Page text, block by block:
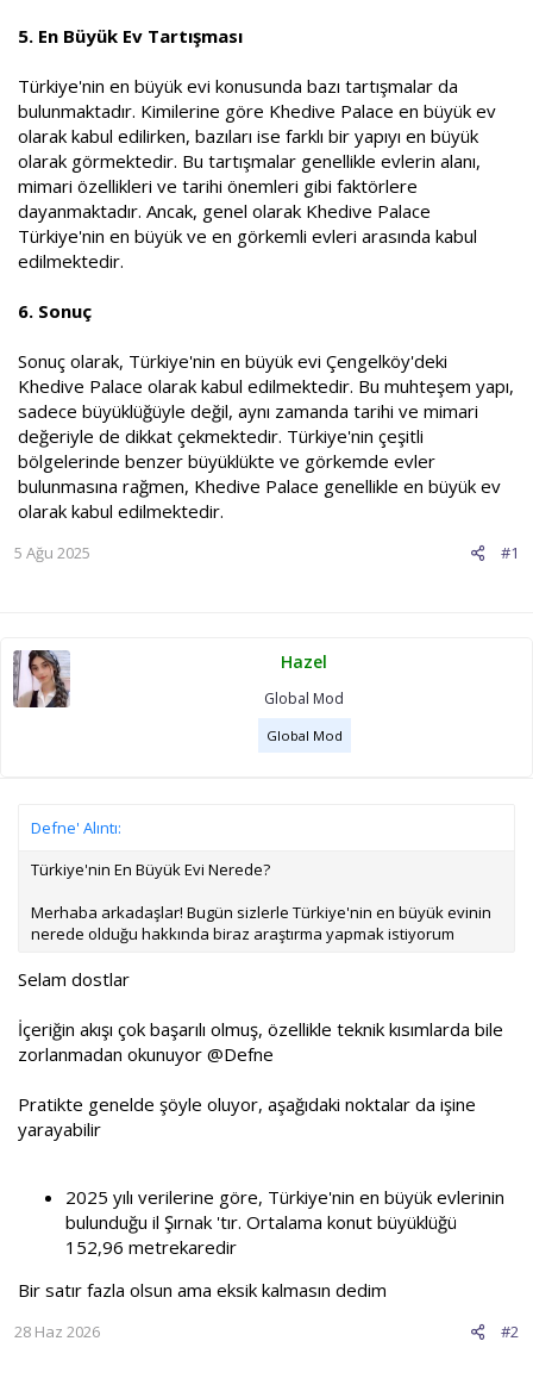
5. En Büyük Ev Tartışması
Türkiye'nin en büyük evi konusunda bazı tartışmalar da
bulunmaktadır. Kimilerine göre Khedive Palace en büyük ev
olarak kabul edilirken, bazıları ise farklı bir yapıyı en büyük
olarak görmektedir. Bu tartışmalar genellikle evlerin alanı,
mimari özellikleri ve tarihi önemleri gibi faktörlere
dayanmaktadır. Ancak, genel olarak Khedive Palace
Türkiye'nin en büyük ve en görkemli evleri arasında kabul
edilmektedir.
6. Sonuç
Sonuç olarak, Türkiye'nin en büyük evi Çengelköy'deki
Khedive Palace olarak kabul edilmektedir. Bu muhteşem yapı,
sadece büyüklüğüyle değil, aynı zamanda tarihi ve mimari
değeriyle de dikkat çekmektedir. Türkiye'nin çeşitli
bölgelerinde benzer büyüklükte ve görkemde evler
bulunmasına rağmen, Khedive Palace genellikle en büyük ev
olarak kabul edilmektedir.
#1
5 Ağu 2025
Hazel
Global Mod
Global Mod
Defne' Alıntı:
Türkiye'nin En Büyük Evi Nerede?
Merhaba arkadaşlar! Bugün sizlerle Türkiye'nin en büyük evinin
nerede olduğu hakkında biraz araştırma yapmak istiyorum
Selam dostlar
İçeriğin akışı çok başarılı olmuş, özellikle teknik kısımlarda bile
zorlanmadan okunuyor @Defne
Pratikte genelde şöyle oluyor, aşağıdaki noktalar da işine
yarayabilir
2025 yılı verilerine göre, Türkiye'nin en büyük evlerinin
bulunduğu il Şırnak 'tır. Ortalama konut büyüklüğü
152,96 metrekaredir
Bir satır fazla olsun ama eksik kalmasın dedim
#2
28 Haz 2026